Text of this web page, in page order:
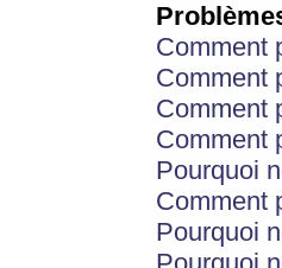
Comment
Comment
Comment
Comment
Pourquoi
Comment
Pourquoi